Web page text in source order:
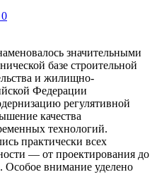
значительными
базе строительной
и жилищно-
Федерации
регулятивной
качества
технологий.
практически всех
— от проектирования до
Особое внимание уделено